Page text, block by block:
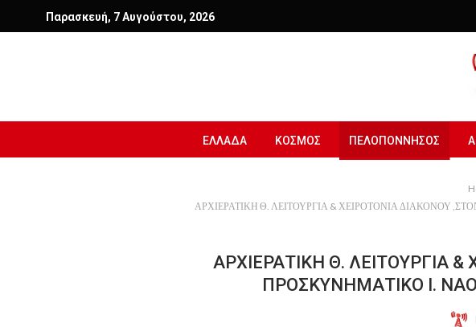
Παρασκευή, 7 Αυγούστου, 2026
ΕΛΛΑΔΑ ΚΟΣΜΟΣ ΠΕΛΟΠΟΝΝΗΣΟΣ
ΑΡΧΙΕΡΑΤΙΚΗ Θ. ΛΕΙΤΟΥΡΓΙΑ & ΧΕΙΡΟΤΟΝΙΑ ΔΙΑΚΟΝΟΥ
ΑΡΧΙΕΡΑΤΙΚΗ Θ. ΛΕΙΤΟΥΡΓΙΑ
ΠΡΟΣΚΥΝΗΜΑΤΙΚΟ Ι.